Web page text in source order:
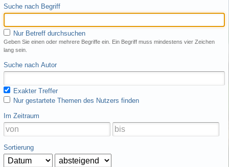
Suche nach Begriff
Nur Betreff durchsuchen
Geben Sie einen oder mehrere Begriffe ein. Ein Begriff muss mindestens vier Zeichen
lang sein.
Suche nach Autor
Exakter Treffer
Nur gestartete Themen des Nutzers finden
Im Zeitraum
Sortierung